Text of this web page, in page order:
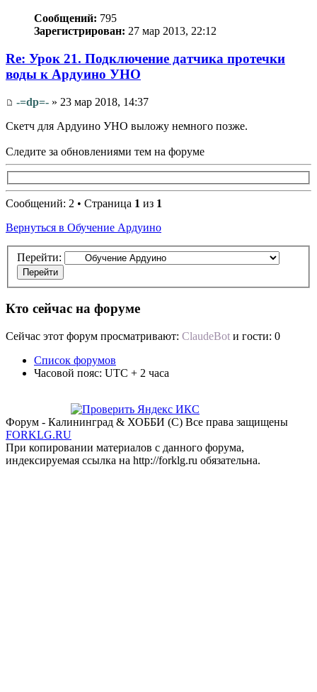
Сообщений: 795
Зарегистрирован: 27 мар 2013, 22:12
Re: Урок 21. Подключение датчика протечки
воды к Ардуино УНО
-=dp=- » 23 мар 2018, 14:37
Cкетч для Ардуино УНО выложу немного позже.
Следите за обновлениями тем на форуме
Сообщений: 2 • Страница 1 из 1
Вернуться в Обучение Ардуино
Перейти:
Кто сейчас на форуме
Сейчас этот форум просматривают: ClaudeBot и гости: 0
Список форумов
Часовой пояс: UTC + 2 часа
Форум - Калининград & ХОББИ (С) Все права защищены
FORKLG.RU
При копировании материалов с данного форума,
индексируемая ссылка на http://forklg.ru обязательна.